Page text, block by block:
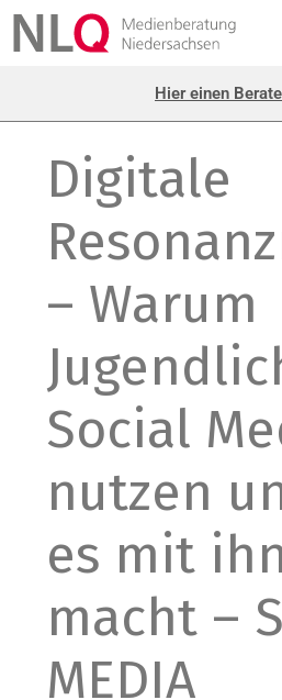
Hier einen
Digitale
– Warum
Social
nutzen
es mit
macht –
MEDIA